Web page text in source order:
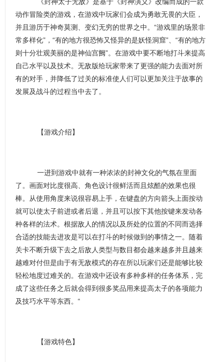
动作冒险类的游戏，在游戏中玩家们会成为勇敢无畏的大臣，
并且游历于神奇莫测、变幻无穷的世界之中。“游戏里的场景非
常多样化”，“有的地方很恐怖又怪异的是妖怪洞窟”、“有的地方
则十分壮观美丽的是神仙宫阙”。在游戏中要不断地打斗来提高
自己水平以及技术。无敌版给玩家带来了更强的能力去面对所
有的对手，并降低了过关的标准使人们可以更加关注于故事的
发展及战斗的过程当中去了。
【游戏介绍】
一进到游戏中就有一种浓浓的封神文化的气氛在里面
了。画面对比度很高、角色设计很鲜活而且炫酷的效果也很
棒。从使用角度来说很容易上手，在键盘的方向箭头上面按动
就可以使太子前进或者后退，并且可以按下其他按键来发动各
种各样的法术。根据敌人的情况以及所处的位置的不同而选择
合适的技能去进攻是可以在打斗的时候做到的事情之一。随着
关卡不断升级下去之后敌人类型与数目都会越来越多并且越来
越难对付但是由于有无敌模式的存在所以玩家们还是能够比较
轻松地度过难关的。在游戏中还设有多种多样的任务体系，完
成了这些任务之后就会得到很多奖品用来提高太子的各项能力
及技巧水平等东西。“
【游戏特色】